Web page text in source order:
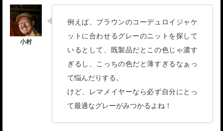
例えば、ブラウンのコーデュロイジャケ
ットに合わせるグレーのニットを探して
いるとして、既製品だとこの色じゃ濃す
ぎるし、こっちの色だと薄すぎるなぁっ
て悩んだりする。
けど、レマメイヤーなら必ず自分にとっ
て最適なグレーがみつかるよね！